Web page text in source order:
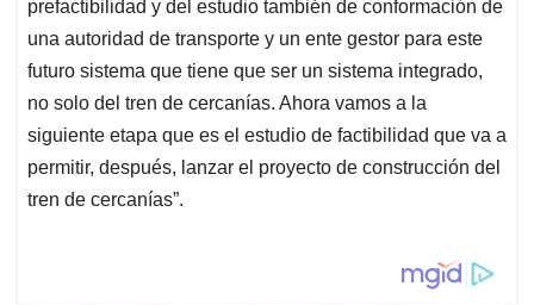
prefactibilidad y del estudio también de conformación de
una autoridad de transporte y un ente gestor para este
futuro sistema que tiene que ser un sistema integrado,
no solo del tren de cercanías. Ahora vamos a la
siguiente etapa que es el estudio de factibilidad que va a
permitir, después, lanzar el proyecto de construcción del
tren de cercanías”.